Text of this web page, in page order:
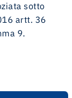
sotto
artt. 36
9.